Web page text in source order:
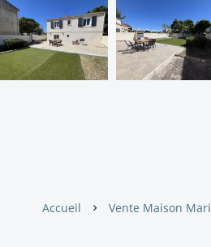
Accueil Vente Maison